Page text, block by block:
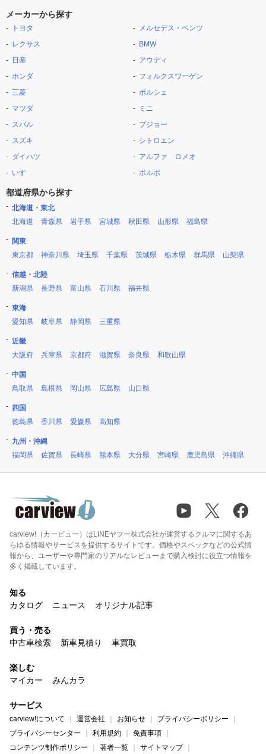
メーカーから探す
トヨタ
レクサス
日産
ホンダ
三菱
マツダ
スバル
スズキ
ダイハツ
いすゞ
メルセデス・ベンツ
BMW
アウディ
フォルクスワーゲン
ポルシェ
ミニ
プジョー
シトロエン
アルファ ロメオ
ボルボ
都道府県から探す
北海道・東北
北海道
青森県 岩手県 宮城県 秋田県 山形県 福島県
関東
東京都
神奈川県 埼玉県 千葉県 茨城県 栃木県 群馬県 山梨県
信越・北陸
新潟県
長野県 富山県 石川県 福井県
東海
愛知県
岐阜県 静岡県 三重県
近畿
大阪府
兵庫県 京都府 滋賀県 奈良県 和歌山県
中国
鳥取県
島根県 岡山県 広島県 山口県
四国
徳島県
香川県 愛媛県 高知県
九州・沖縄
福岡県
佐賀県 長崎県 熊本県 大分県 宮崎県 鹿児島県 沖縄県
carview!（カービュー）はLINEヤフー株式会社が運営するクルマに関するあ
らゆる情報やサービスを提供するサイトです。価格やスペックなどの公式情
報から、ユーザーや専門家のリアルなレビューまで購入検討に役立つ情報を
多く掲載しています。
知る
カタログ
ニュース オリジナル記事
買う・売る
中古車検索
新車見積り 車買取
楽しむ
マイカー
みんカラ
サービス
carview!について 運営会社 お知らせ
プライバシーポリシー
プライバシーセンター
利用規約
免責事項
コンテンツ制作ポリシー
著者一覧 サイトマップ